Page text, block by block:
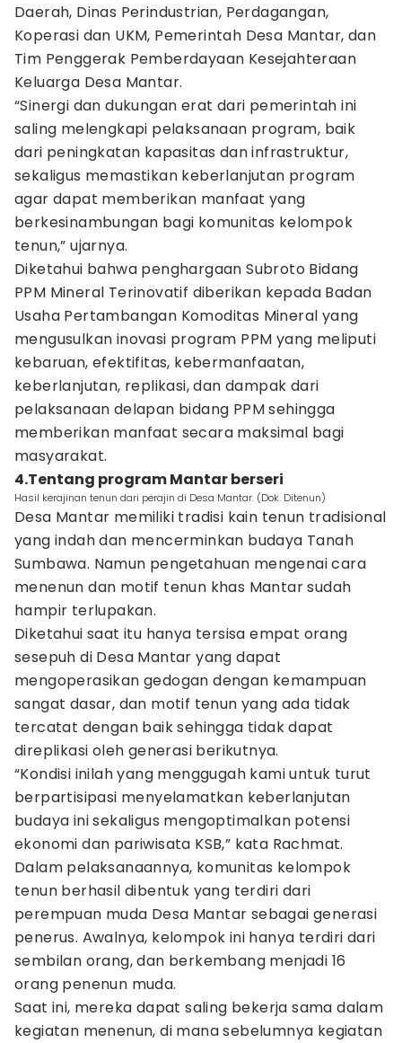
Daerah, Dinas Perindustrian, Perdagangan,
Koperasi dan UKM, Pemerintah Desa Mantar, dan
Tim Penggerak Pemberdayaan Kesejahteraan
Keluarga Desa Mantar.
“Sinergi dan dukungan erat dari pemerintah ini
saling melengkapi pelaksanaan program, baik
dari peningkatan kapasitas dan infrastruktur,
sekaligus memastikan keberlanjutan program
agar dapat memberikan manfaat yang
berkesinambungan bagi komunitas kelompok
tenun,” ujarnya.
Diketahui bahwa penghargaan Subroto Bidang
PPM Mineral Terinovatif diberikan kepada Badan
Usaha Pertambangan Komoditas Mineral yang
mengusulkan inovasi program PPM yang meliputi
kebaruan, efektifitas, kebermanfaatan,
keberlanjutan, replikasi, dan dampak dari
pelaksanaan delapan bidang PPM sehingga
memberikan manfaat secara maksimal bagi
masyarakat.
4.Tentang program Mantar berseri
Hasil kerajinan tenun dari perajin di Desa Mantar. (Dok. Ditenun)
Desa Mantar memiliki tradisi kain tenun tradisional
yang indah dan mencerminkan budaya Tanah
Sumbawa. Namun pengetahuan mengenai cara
menenun dan motif tenun khas Mantar sudah
hampir terlupakan.
Diketahui saat itu hanya tersisa empat orang
sesepuh di Desa Mantar yang dapat
mengoperasikan gedogan dengan kemampuan
sangat dasar, dan motif tenun yang ada tidak
tercatat dengan baik sehingga tidak dapat
direplikasi oleh generasi berikutnya.
“Kondisi inilah yang menggugah kami untuk turut
berpartisipasi menyelamatkan keberlanjutan
budaya ini sekaligus mengoptimalkan potensi
ekonomi dan pariwisata KSB,” kata Rachmat.
Dalam pelaksanaannya, komunitas kelompok
tenun berhasil dibentuk yang terdiri dari
perempuan muda Desa Mantar sebagai generasi
penerus. Awalnya, kelompok ini hanya terdiri dari
sembilan orang, dan berkembang menjadi 16
orang penenun muda.
Saat ini, mereka dapat saling bekerja sama dalam
kegiatan menenun, di mana sebelumnya kegiatan